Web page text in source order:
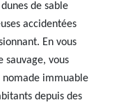
de sable
accidentées
En vous
sauvage, vous
immuable
depuis des